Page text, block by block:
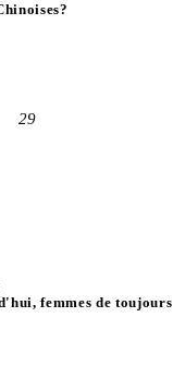
29
femmes de toujours